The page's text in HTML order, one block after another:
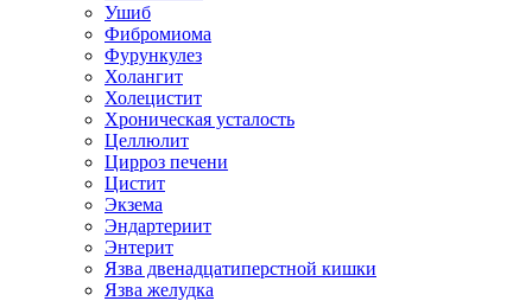
Ушиб
Фибромиома
Фурункулез
Холангит
Холецистит
Хроническая усталость
Целлюлит
Цирроз печени
Цистит
Экзема
Эндартериит
Энтерит
Язва двенадцатиперстной кишки
Язва желудка